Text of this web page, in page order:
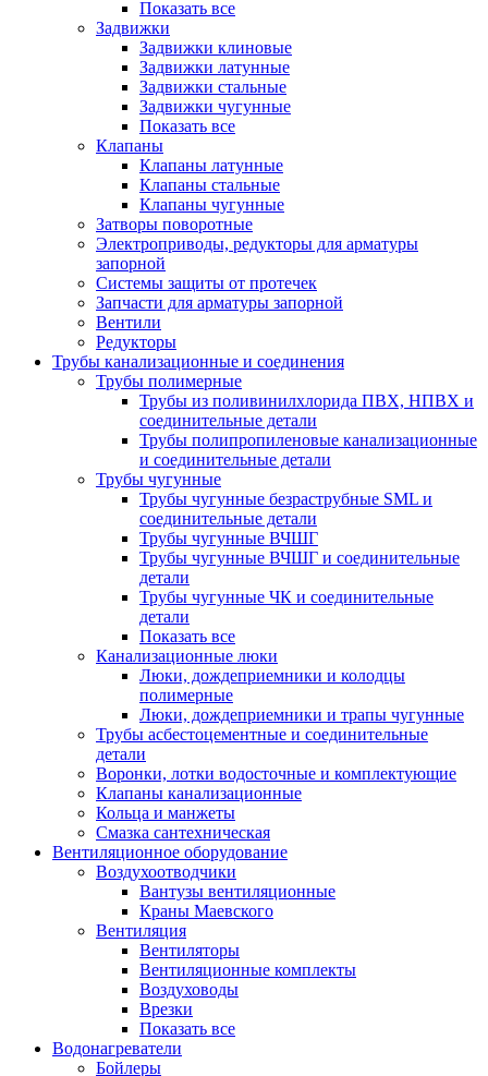
Показать все
Задвижки
Задвижки клиновые
Задвижки латунные
Задвижки стальные
Задвижки чугунные
Показать все
Клапаны
Клапаны латунные
Клапаны стальные
Клапаны чугунные
Затворы поворотные
Электроприводы, редукторы для арматуры
запорной
Системы защиты от протечек
Запчасти для арматуры запорной
Вентили
Редукторы
Трубы канализационные и соединения
Трубы полимерные
Трубы из поливинилхлорида ПВХ, НПВХ и
соединительные детали
Трубы полипропиленовые канализационные
и соединительные детали
Трубы чугунные
Трубы чугунные безраструбные SML и
соединительные детали
Трубы чугунные ВЧШГ
Трубы чугунные ВЧШГ и соединительные
детали
Трубы чугунные ЧК и соединительные
детали
Показать все
Канализационные люки
Люки, дождеприемники и колодцы
полимерные
Люки, дождеприемники и трапы чугунные
Трубы асбестоцементные и соединительные
детали
Воронки, лотки водосточные и комплектующие
Клапаны канализационные
Кольца и манжеты
Смазка сантехническая
Вентиляционное оборудование
Воздухоотводчики
Вантузы вентиляционные
Краны Маевского
Вентиляция
Вентиляторы
Вентиляционные комплекты
Воздуховоды
Врезки
Показать все
Водонагреватели
Бойлеры